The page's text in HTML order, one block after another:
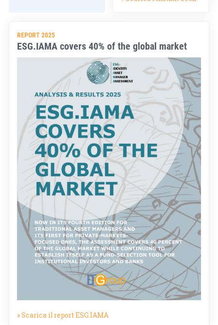
REPORT 2025
ESG.IAMA covers 40% of the global market
» Scarica il report ESG.IAMA